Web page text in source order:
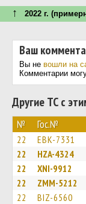
↑ 2022 г.
Ваш
Вы не вошли на
Комментарии
Другие ТС с
№ Гос.№
22 EBK-7331
22 HZA-4324
22 XNI-9912
22 ZMM-5212
22 BIZ-6560